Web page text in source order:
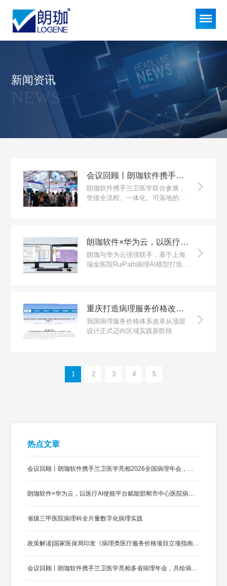
新闻资讯
NEWS
会议回顾丨朗珈软件携手兰卫医学亮相2026全国病理年会，共铸病理数智未来
朗珈软件携手兰卫医学联合参展，
凭借全流程、一体化、可落地的朗
朗珈软件×华为云，以医疗AI使能平台赋能邯郸市中心医院病理数智化升级
朗珈与华为云强强联手，基于上海
瑞金医院RuiPath病理AI模型打造
重庆打造病理服务价格改革范本，朗珈助力病理科数字化落地
我国病理服务价格体系改革从顶层
设计正式迈向区域实践新阶段
1 2 3 4 5
热点文章
会议回顾丨朗珈软件携手兰卫医学亮相2026全国病理年会，共铸病理数智未来
朗珈软件×华为云，以医疗AI使能平台赋能邯郸市中心医院病理数智化升级
省级三甲医院病理科全片量数字化病理实践
政策解读|国家医保局印发《病理类医疗服务价格项目立项指南（试行)》
会议回顾丨朗珈软件携手兰卫医学亮相多省病理年会，共绘病理数智化新蓝图